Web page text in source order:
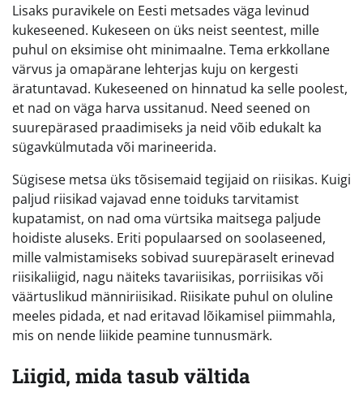
Lisaks puravikele on Eesti metsades väga levinud
kukeseened. Kukeseen on üks neist seentest, mille
puhul on eksimise oht minimaalne. Tema erkkollane
värvus ja omapärane lehterjas kuju on kergesti
äratuntavad. Kukeseened on hinnatud ka selle poolest,
et nad on väga harva ussitanud. Need seened on
suurepärased praadimiseks ja neid võib edukalt ka
sügavkülmutada või marineerida.
Sügisese metsa üks tõsisemaid tegijaid on riisikas. Kuigi
paljud riisikad vajavad enne toiduks tarvitamist
kupatamist, on nad oma vürtsika maitsega paljude
hoidiste aluseks. Eriti populaarsed on soolaseened,
mille valmistamiseks sobivad suurepäraselt erinevad
riisikaliigid, nagu näiteks tavariisikas, porriisikas või
väärtuslikud männiriisikad. Riisikate puhul on oluline
meeles pidada, et nad eritavad lõikamisel piimmahla,
mis on nende liikide peamine tunnusmärk.
Liigid, mida tasub vältida